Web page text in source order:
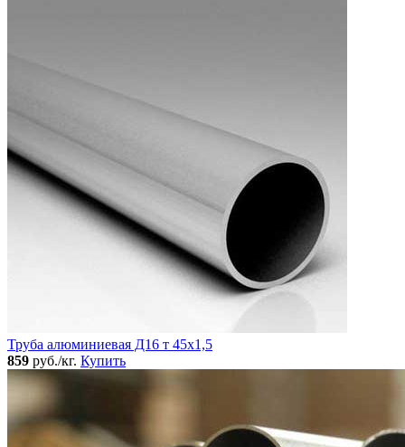
Труба алюминиевая Д16 т 45х1,5
859 руб./кг. Купить